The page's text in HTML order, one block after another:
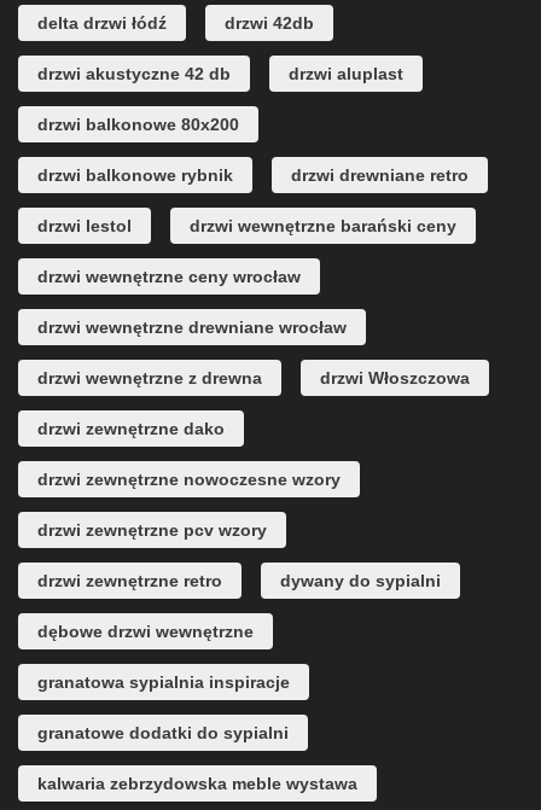
delta drzwi łódź drzwi 42db
drzwi akustyczne 42 db drzwi aluplast
drzwi balkonowe 80x200
drzwi balkonowe rybnik drzwi drewniane retro
drzwi lestol drzwi wewnętrzne barański ceny
drzwi wewnętrzne ceny wrocław
drzwi wewnętrzne drewniane wrocław
drzwi wewnętrzne z drewna drzwi Włoszczowa
drzwi zewnętrzne dako
drzwi zewnętrzne nowoczesne wzory
drzwi zewnętrzne pcv wzory
drzwi zewnętrzne retro dywany do sypialni
dębowe drzwi wewnętrzne
granatowa sypialnia inspiracje
granatowe dodatki do sypialni
kalwaria zebrzydowska meble wystawa